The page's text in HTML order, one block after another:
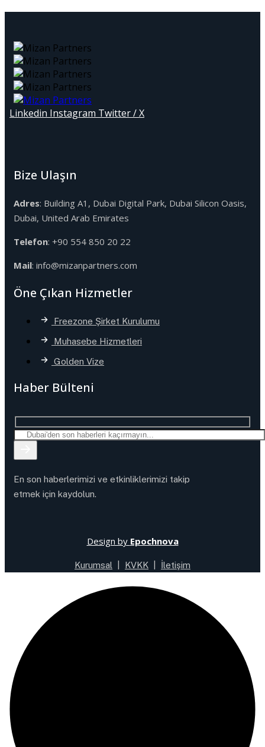
Linkedin Instagram Twitter / X
Bize Ulaşın
Adres: Building A1, Dubai Digital Park, Dubai Silicon Oasis,
Dubai, United Arab Emirates
Telefon: +90 554 850 20 22
Mail: info@mizanpartners.com
Öne Çıkan Hizmetler
Freezone Şirket Kurulumu
Muhasebe Hizmetleri
Golden Vize
Haber Bülteni
En son haberlerimizi ve etkinliklerimizi takip
etmek için kaydolun.
Design by Epochnova
Kurumsal KVKK İletişim